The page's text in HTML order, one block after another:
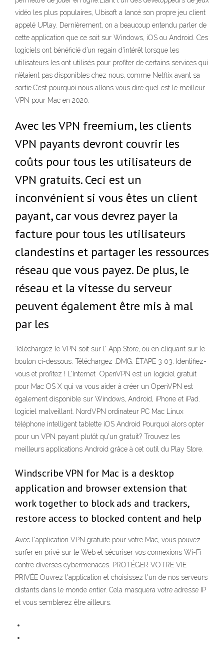
vidéo les plus populaires, Ubisoft a lancé son propre jeu client
appelé UPlay. Dernièrement, on a beaucoup entendu parler de
cette application que ce soit sur Windows, iOS ou Android. Ces
logiciels ont bénéficié d’un regain d’intérêt lorsque les
utilisateurs les ont utilisés pour profiter de certains services qui
n’étaient pas disponibles chez nous, comme Netflix avant sa
sortie.C’est pourquoi nous allons vous dire quel est le meilleur
VPN pour Mac en 2020.
Avec les VPN freemium, les clients
VPN payants devront couvrir les
coûts pour tous les utilisateurs de
VPN gratuits. Ceci est un
inconvénient si vous êtes un client
payant, car vous devrez payer la
facture pour tous les utilisateurs
clandestins et partager les ressources
réseau que vous payez. De plus, le
réseau et la vitesse du serveur
peuvent également être mis à mal
par les
Téléchargez le VPN soit sur l' App Store, ou en cliquant sur le
bouton ci-dessous. Téléchargez .DMG. ÉTAPE 3 03. Identifiez-
vous et profitez ! L'Internet OpenVPN est un logiciel gratuit
pour Mac OS X qui va vous aider à créer un OpenVPN est
également disponible sur Windows, Android, iPhone et iPad.
logiciel malveillant. NordVPN ordinateur PC Mac Linux
téléphone intelligent tablette iOS Android Pourquoi alors opter
pour un VPN payant plutôt qu'un gratuit? Trouvez les
meilleurs applications Android grâce à cet outil du Play Store.
Windscribe VPN for Mac is a desktop
application and browser extension that
work together to block ads and trackers,
restore access to blocked content and help
Avec l'application VPN gratuite pour votre Mac, vous pouvez
surfer en privé sur le Web et sécuriser vos connexions Wi-Fi
contre diverses cybermenaces. PROTÉGER VOTRE VIE
PRIVÉE Ouvrez l'application et choisissez l'un de nos serveurs
distants dans le monde entier. Cela masquera votre adresse IP
et vous semblerez être ailleurs.